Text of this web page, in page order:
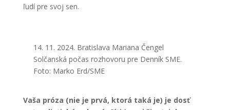
ľudí pre svoj sen.
14. 11. 2024. Bratislava Mariana Čengel
Solčanská počas rozhovoru pre Denník SME.
Foto: Marko Erd/SME
Vaša próza (nie je prvá, ktorá taká je) je dosť